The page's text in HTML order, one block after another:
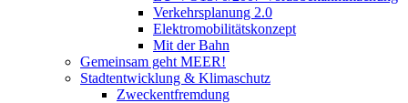
Verkehrsplanung 2.0
Elektromobilitätskonzept
Mit der Bahn
Gemeinsam geht MEER!
Stadtentwicklung & Klimaschutz
Zweckentfremdung